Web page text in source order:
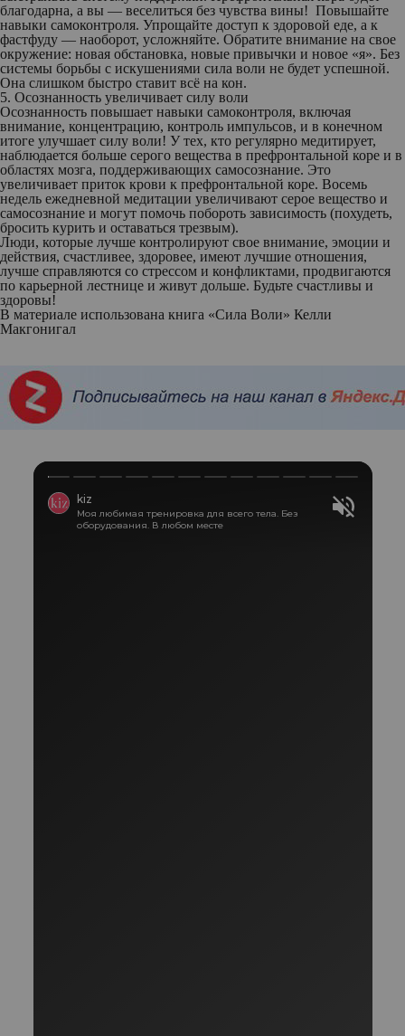
благодарна, а вы — веселиться без чувства вины! Повышайте
навыки самоконтроля. Упрощайте доступ к здоровой еде, а к
фастфуду — наоборот, усложняйте. Обратите внимание на свое
окружение: новая обстановка, новые привычки и новое «я». Без
системы борьбы с искушениями сила воли не будет успешной.
Она слишком быстро ставит всё на кон.
5. Осознанность увеличивает силу воли
Осознанность повышает навыки самоконтроля, включая
внимание, концентрацию, контроль импульсов, и в конечном
итоге улучшает силу воли! У тех, кто регулярно медитирует,
наблюдается больше серого вещества в префронтальной коре и в
областях мозга, поддерживающих самосознание. Это
увеличивает приток крови к префронтальной коре. Восемь
недель ежедневной медитации увеличивают серое вещество и
самосознание и могут помочь побороть зависимость (похудеть,
бросить курить и оставаться трезвым).
Люди, которые лучше контролируют свое внимание, эмоции и
действия, счастливее, здоровее, имеют лучшие отношения,
лучше справляются со стрессом и конфликтами, продвигаются
по карьерной лестнице и живут дольше. Будьте счастливы и
здоровы!
В материале использована книга «Сила Воли» Келли
Макгонигал